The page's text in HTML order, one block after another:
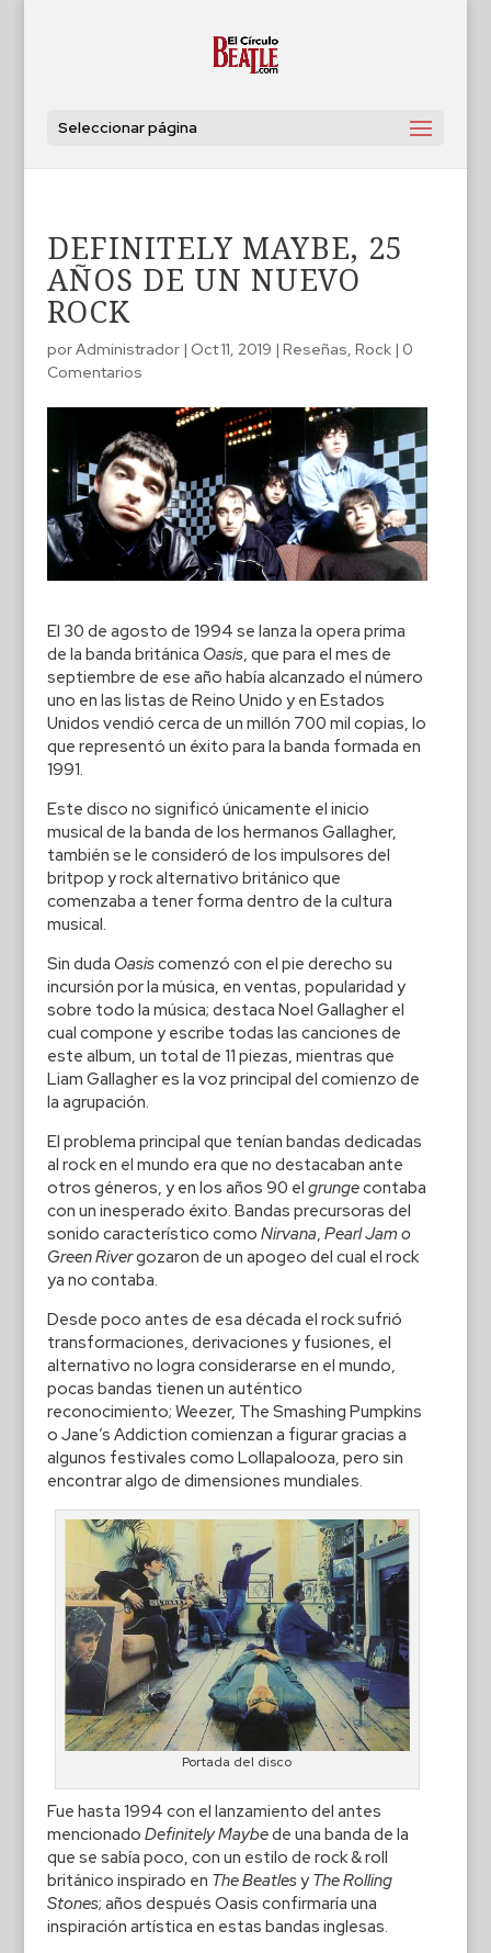
Seleccionar página
DEFINITELY MAYBE, 25
AÑOS DE UN NUEVO
ROCK
porAdministrador| Oct 11, 2019 | Reseñas, Rock| 0
Comentarios
El 30 de agosto de 1994 se lanza la opera prima
de la banda británica Oasis, que para el mes de
septiembre de ese año había alcanzado el número
uno en las listas de Reino Unido y en Estados
Unidos vendió cerca de un millón 700 mil copias, lo
que representó un éxito para la banda formada en
1991.
Este disco no significó únicamente el inicio
musical de la banda de los hermanos Gallagher,
también se le consideró de los impulsores del
britpop y rock alternativo británico que
comenzaba a tener forma dentro de la cultura
musical.
Sin duda Oasiscomenzó con el pie derecho su
incursión por la música, en ventas, popularidad y
sobre todo la música; destaca Noel Gallagher el
cual compone y escribe todas las canciones de
este album, un total de 11 piezas, mientras que
Liam Gallagher es la voz principal del comienzo de
la agrupación.
El problema principal que tenían bandas dedicadas
al rock en el mundo era que no destacaban ante
otros géneros, y en los años 90 el grungecontaba
con un inesperado éxito. Bandas precursoras del
sonido característico como Nirvana, Pearl Jam o
Green Rivergozaron de un apogeo del cual el rock
ya no contaba.
Desde poco antes de esa década el rock sufrió
transformaciones, derivaciones y fusiones, el
alternativo no logra considerarse en el mundo,
pocas bandas tienen un auténtico
reconocimiento; Weezer, The Smashing Pumpkins
o Jane’s Addiction comienzan a figurar gracias a
algunos festivales como Lollapalooza, pero sin
encontrar algo de dimensiones mundiales.
Portada del disco
Fue hasta 1994 con el lanzamiento del antes
mencionado Definitely Maybede una banda de la
que se sabía poco, con un estilo de rock & roll
británico inspirado en The BeatlesyThe Rolling
Stones; años después Oasis confirmaría una
inspiración artística en estas bandas inglesas.